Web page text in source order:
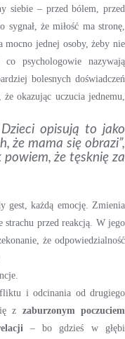
siebie – przed bólem, przed
sygnał, że miłość ma stronę,
mocno jednej osoby, żeby nie
psychologowie nazywają
bolesnych doświadczeń
okazując uczucia jednemu,
opisują to jako
że mama się obrazi”,
że tęsknię za
gest, każdą emocję. Zmienia
strachu przed reakcją. W jego
że odpowiedzialność
i odcinania od drugiego
z zaburzonym poczuciem
– bo gdzieś w głębi